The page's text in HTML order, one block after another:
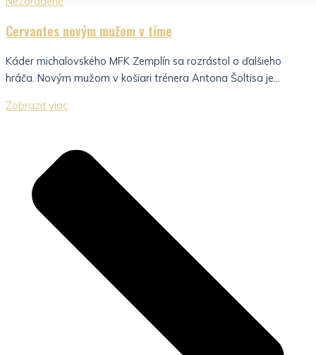
Cervantes novým mužom v tíme
Káder michalovského MFK Zemplín sa rozrástol o ďalšieho
hráča. Novým mužom v košiari trénera Antona Šoltisa je...
Zobraziť viac